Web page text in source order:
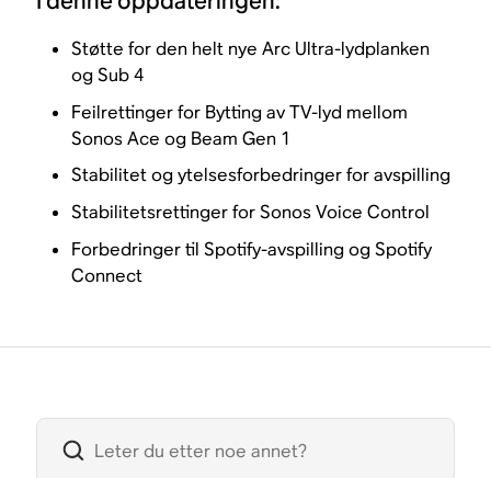
Støtte for den helt nye Arc Ultra-lydplanken
og Sub 4
Feilrettinger for Bytting av TV-lyd mellom
Sonos Ace og Beam Gen 1
Stabilitet og ytelsesforbedringer for avspilling
Stabilitetsrettinger for Sonos Voice Control
Forbedringer til Spotify-avspilling og Spotify
Connect